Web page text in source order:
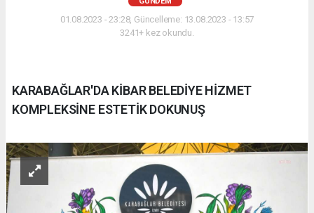
01.08.2023 - 23:28, Güncelleme: 13.08.2023 - 13:57
3241+ kez okundu.
KARABAĞLAR'DA KİBAR BELEDİYE HİZMET
KOMPLEKSİNE ESTETİK DOKUNUŞ